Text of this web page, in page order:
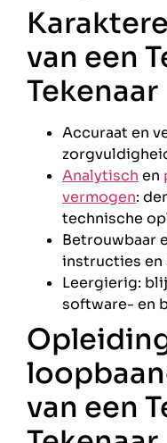
van een
Tekenaar
Accuraat en
Analytisch en
vermogen:
technische
Betrouwbaar
instructies en
Leergierig:
software- en
van een